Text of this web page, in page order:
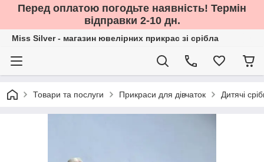
Перед оплатою погодьте наявність! Термін
відправки 2-10 дн.
Miss Silver - магазин ювелірних прикрас зі срібла
Товари та послуги Прикраси для дівчаток Дитячі